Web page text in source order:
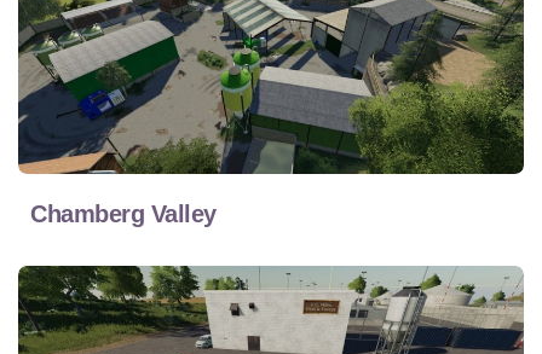
Chamberg Valley